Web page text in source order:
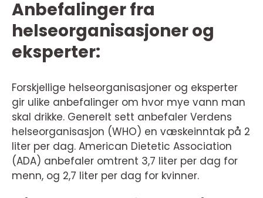
Anbefalinger fra
helseorganisasjoner og
eksperter:
Forskjellige helseorganisasjoner og eksperter
gir ulike anbefalinger om hvor mye vann man
skal drikke. Generelt sett anbefaler Verdens
helseorganisasjon (WHO) en væskeinntak på 2
liter per dag. American Dietetic Association
(ADA) anbefaler omtrent 3,7 liter per dag for
menn, og 2,7 liter per dag for kvinner.